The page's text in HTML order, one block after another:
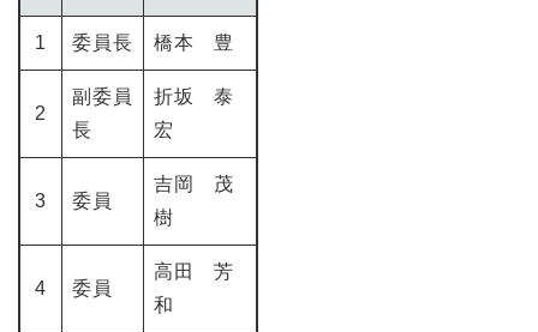
1 委員長 橋本 豊
2
副委員
長
折坂 泰
宏
3 委員
吉岡 茂
樹
4 委員
高田 芳
和